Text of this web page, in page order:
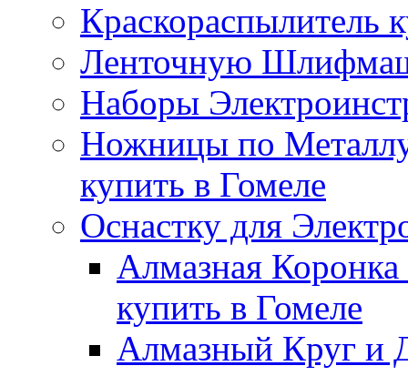
Краскораспылитель
Ленточную
Наборы
Ножницы по
купить в Гомеле
Оснастку для
Алмазная
купить в Гомеле
Алмазный Круг и